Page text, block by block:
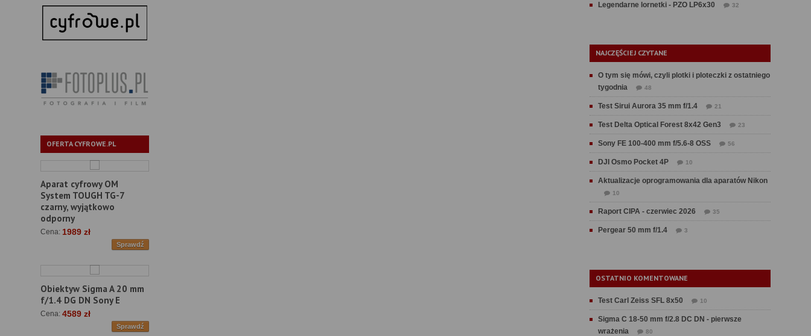
OFERTA CYFROWE.PL
Aparat cyfrowy OM
System TOUGH TG-7
czarny, wyjątkowo
odporny
Cena: 1989 zł
Sprawdź
Obiektyw Sigma A 20 mm
f/1.4 DG DN Sony E
Cena: 4589 zł
Sprawdź
Legendarne lornetki - PZO LP6x30 32
NAJCZĘŚCIEJ CZYTANE
O tym się mówi, czyli plotki i ploteczki z ostatniego
tygodnia
48
Test Sirui Aurora 35 mm f/1.4 21
Test Delta Optical Forest 8x42 Gen3 23
Sony FE 100-400 mm f/5.6-8 OSS 56
DJI Osmo Pocket 4P 10
Aktualizacje oprogramowania dla aparatów Nikon
10
Raport CIPA - czerwiec 2026 35
Pergear 50 mm f/1.4 3
OSTATNIO KOMENTOWANE
Test Carl Zeiss SFL 8x50 10
Sigma C 18-50 mm f/2.8 DC DN - pierwsze
wrażenia
80